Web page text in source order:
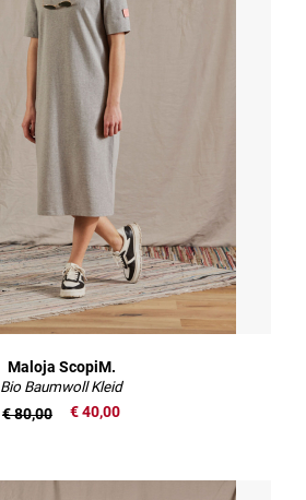
Maloja ScopiM.
Bio Baumwoll Kleid
€ 40,00
€ 80,00